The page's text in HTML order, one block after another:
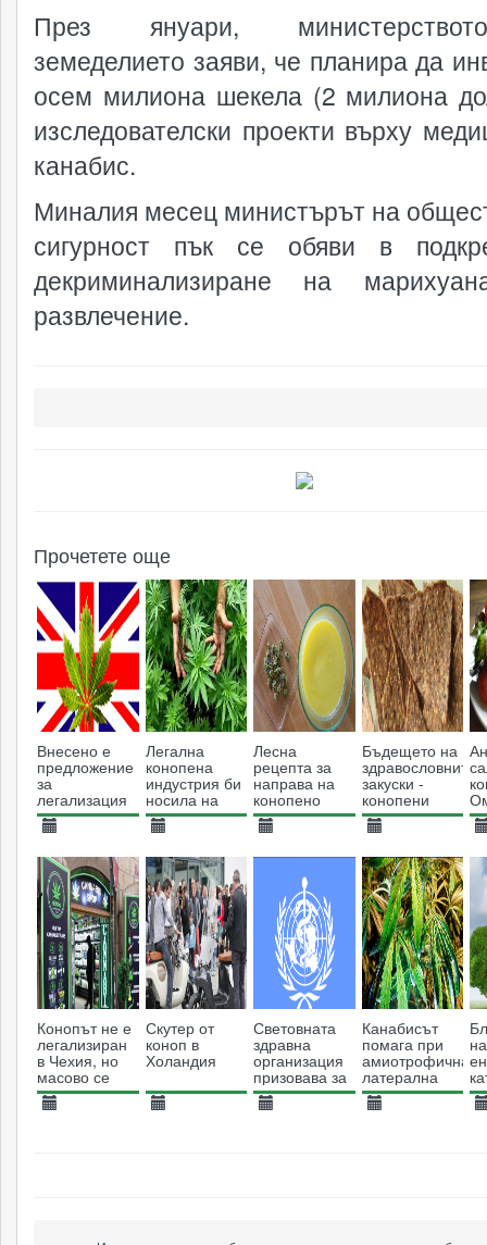
През януари,
земеделието заяви, че планира да
осем милиона шекела (2 милиона
изследователски проекти върху
канабис.
Миналия месец министърът на
сигурност пък се обяви в
декриминализиране на
развлечение.
Прочетете още
Внесено е
предложение
за
легализация
на канабиса
във
5084
Легална
конопена
индустрия би
носила на
Великобритания
1.3 милиарда
годишно9509
Лесна
рецепта за
направа на
конопено
масло
10044
Бъдещето на
здравословните
закуски -
конопени
крекери
18919
Конопът не е
легализиран
в Чехия, но
масово се
продава по
магазините
Скутер от
коноп в
Холандия
Световната
здравна
организация
призовава за
декриминализация
на
Канабисът
помага при
амиотрофична
латерална
склероза
на